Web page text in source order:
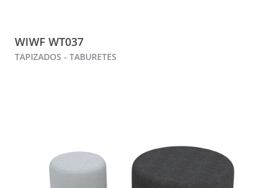
WIWF WT037
TAPIZADOS - TABURETES